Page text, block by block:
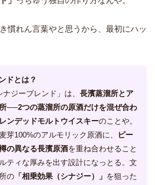
慣れん言葉やと思うから、最初にハッ
ドとは？
ジーブレンド」は、 長濱蒸溜所とア
──2つの蒸溜所の原酒だけを混ぜ合わ
ンデッドモルトウイスキーのことや。
芽100%のアルモリック原酒に、
ピー
の異なる長濱原酒を重ね合わせること
ティな厚みを出す設計になっとる。文
の 「相乗効果（シナジー）」 を狙った